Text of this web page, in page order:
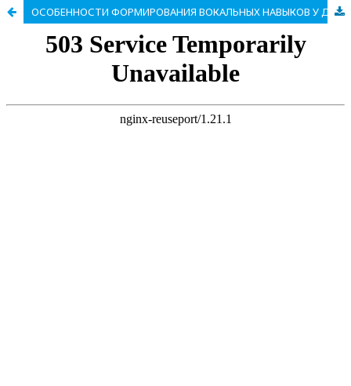
ОСОБЕННОСТИ ФОРМИРОВАНИЯ ВОКАЛЬНЫХ НАВЫКОВ У ДЕТЕЙ КАК НАУЧНАЯ ПРОБЛЕМА